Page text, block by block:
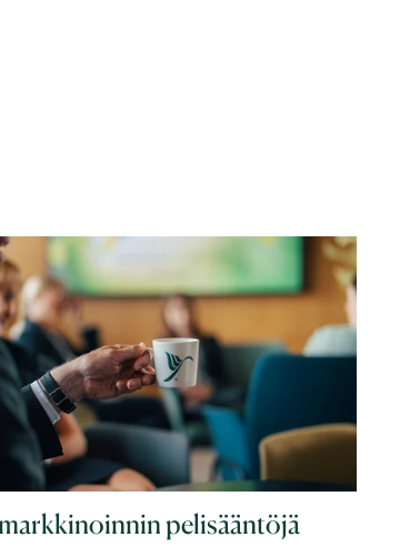
pelisääntöjä